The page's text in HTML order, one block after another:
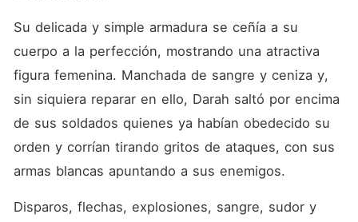
Su delicada y simple armadura se ceñía a su
cuerpo a la perfección, mostrando una atractiva
figura femenina. Manchada de sangre y ceniza y,
sin siquiera reparar en ello, Darah saltó por encima
de sus soldados quienes ya habían obedecido su
orden y corrían tirando gritos de ataques, con sus
armas blancas apuntando a sus enemigos.
Disparos, flechas, explosiones, sangre, sudor y